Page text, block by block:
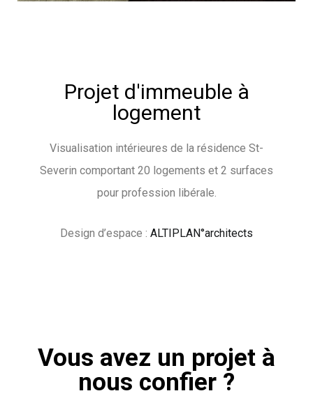
Projet d'immeuble à
logement
Visualisation intérieures de la résidence St-
Severin comportant 20 logements et 2 surfaces
pour profession libérale.
Design d’espace : ALTIPLAN°architects
Vous avez un projet à
nous confier ?